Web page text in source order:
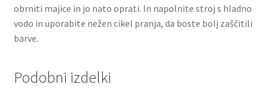
obrniti majice in jo nato oprati. In napolnite stroj s hladno
vodo in uporabite nežen cikel pranja, da boste bolj zaščitili
barve.
Podobni izdelki